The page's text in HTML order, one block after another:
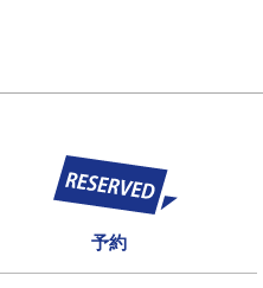
予約